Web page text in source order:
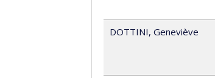
DOTTINI, Geneviève